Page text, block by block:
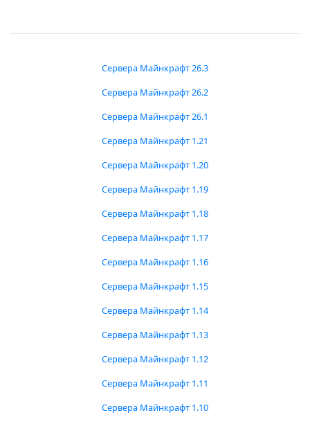
Сервера Майнкрафт 26.3
Сервера Майнкрафт 26.2
Сервера Майнкрафт 26.1
Сервера Майнкрафт 1.21
Сервера Майнкрафт 1.20
Сервера Майнкрафт 1.19
Сервера Майнкрафт 1.18
Сервера Майнкрафт 1.17
Сервера Майнкрафт 1.16
Сервера Майнкрафт 1.15
Сервера Майнкрафт 1.14
Сервера Майнкрафт 1.13
Сервера Майнкрафт 1.12
Сервера Майнкрафт 1.11
Сервера Майнкрафт 1.10